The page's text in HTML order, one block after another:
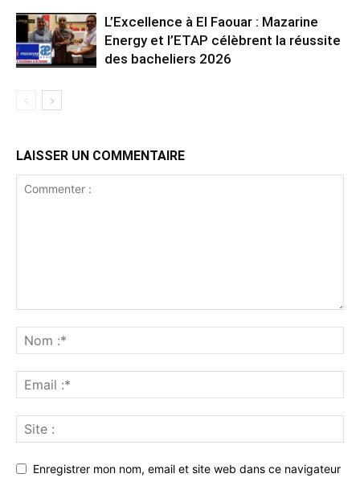
L’Excellence à El Faouar : Mazarine
Energy et l’ETAP célèbrent la réussite
des bacheliers 2026
LAISSER UN COMMENTAIRE
Enregistrer mon nom, email et site web dans ce navigateur